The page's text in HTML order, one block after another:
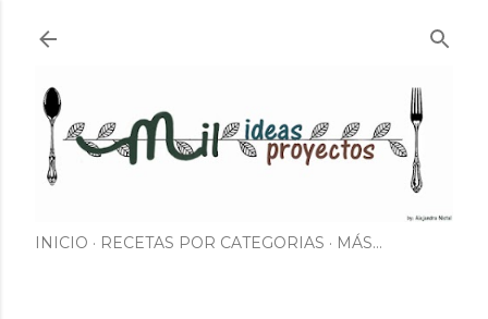
INICIO RECETAS POR CATEGORIAS MÁS…